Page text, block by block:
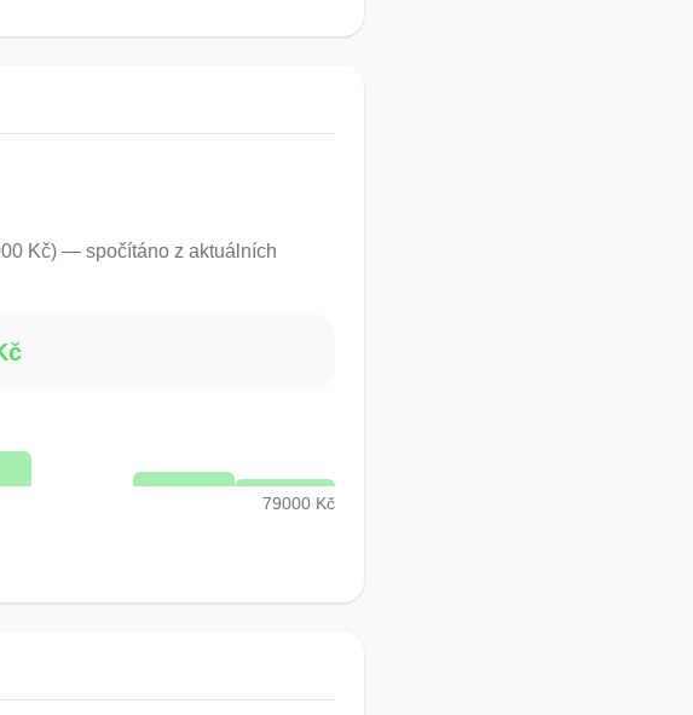
Kč) — spočítáno z aktuálních
79000 Kč